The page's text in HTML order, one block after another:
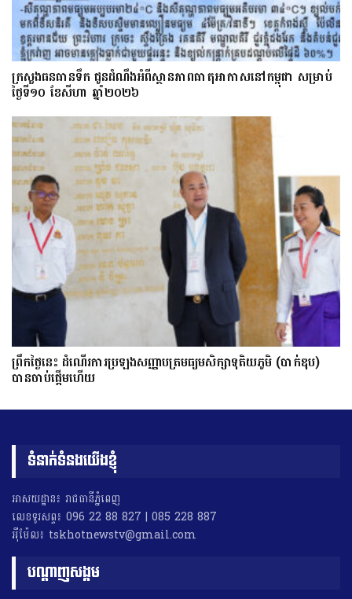
ក្រសួងធនធានទឹក ជូនដំណឹងអំពីស្ថានភាពធាតុអាកាសនៅកម្ពុជា សម្រាប់
ថ្ងៃទី១០ ខែសីហា ឆ្នាំ២០២៦
ព្រឹកថ្ងៃនេះ ដំណើរការប្រឡងសញ្ញាបត្រមធ្យមសិក្សាទុតិយភូមិ (បាក់ឌុប)
បានចាប់ផ្តើមហើយ
ទំនាក់ទំនងយើងខ្ញុំ
អាសយដ្ឋាន៖ រាជធានីភ្នំពេញ
លេខទូរសព្ទ៖ 096 22 88 827 | 085 228 887
អុីម៉ែល៖ tskhotnewstv@gmail.com
បណ្តាញសង្គម